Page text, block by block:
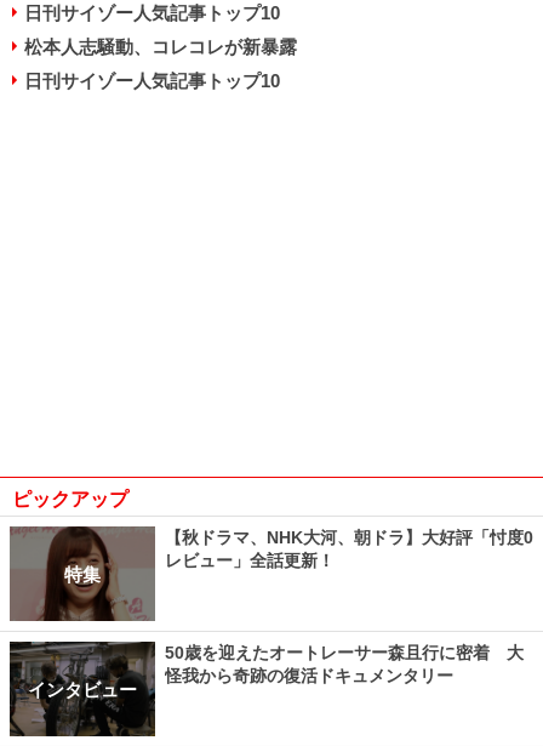
日刊サイゾー人気記事トップ10
松本人志騒動、コレコレが新暴露
日刊サイゾー人気記事トップ10
ピックアップ
特集
【秋ドラマ、NHK大河、朝ドラ】大好評「忖度0
レビュー」全話更新！
インタビュー
50歳を迎えたオートレーサー森且行に密着 大
怪我から奇跡の復活ドキュメンタリー